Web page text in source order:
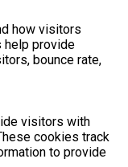
how visitors
help provide
bounce rate,
visitors with
cookies track
to provide